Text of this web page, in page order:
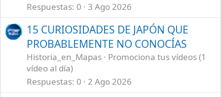
Respuestas 0 3 Ago 2026
15 CURIOSIDADES DE JAPÓN QUE
PROBABLEMENTE NO CONOCÍAS
Historia_en_Mapas
Promociona tus vídeos (1
vídeo al día)
Respuestas 0 2 Ago 2026